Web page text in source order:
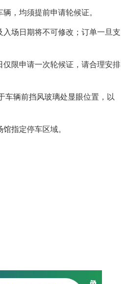
，均须提前申请轮候证。
场日期将不可修改；订单一旦支
限申请一次轮候证，请合理安排
车辆前挡风玻璃处显眼位置，以
指定停车区域。